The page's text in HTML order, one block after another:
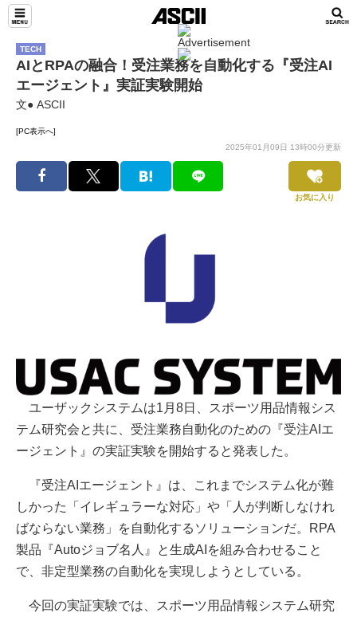
TECH
AIとRPAの融合！受注業務を自動化する『受注AI
エージェント』実証実験開始
文● ASCII
[PC表示へ]
2025年01月09日 13時00分更新
お気に入り
ユーザックシステムは1月8日、スポーツ用品情報シス
テム研究会と共に、受注業務自動化のための『受注AIエ
ージェント』の実証実験を開始すると発表した。
『受注AIエージェント』は、これまでシステム化が難
しかった「イレギュラーな対応」や「人が判断しなけれ
ばならない業務」を自動化するソリューションだ。RPA
製品『Autoジョブ名人』と生成AIを組み合わせること
で、非定型業務の自動化を実現しようとしている。
今回の実証実験では、スポーツ用品情報システム研究